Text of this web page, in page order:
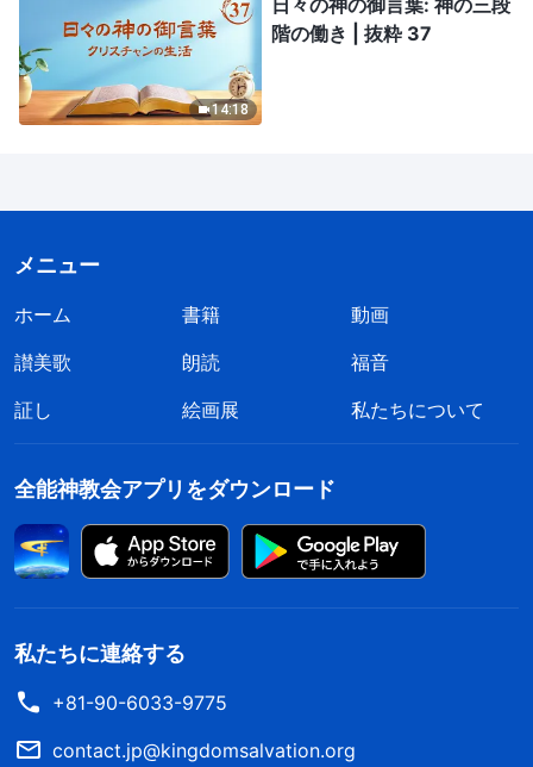
14:18
階の働き | 抜粋 37
メニュー
ホーム 書籍
動画
讃美歌
朗読
福音
証し
絵画展 私たちについて
全能神教会アプリをダウンロード
私たちに連絡する
+81-90-6033-9775
contact.jp@kingdomsalvation.org